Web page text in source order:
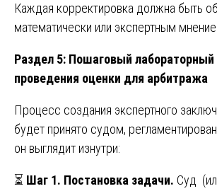
Каждая корректировка должна быть
математически или экспертным
Раздел 5: Пошаговый лабораторный
проведения оценки для арбитража
Процесс создания экспертного
будет принято судом,
он выглядит изнутри:
⏳ Шаг 1. Постановка задачи. Суд